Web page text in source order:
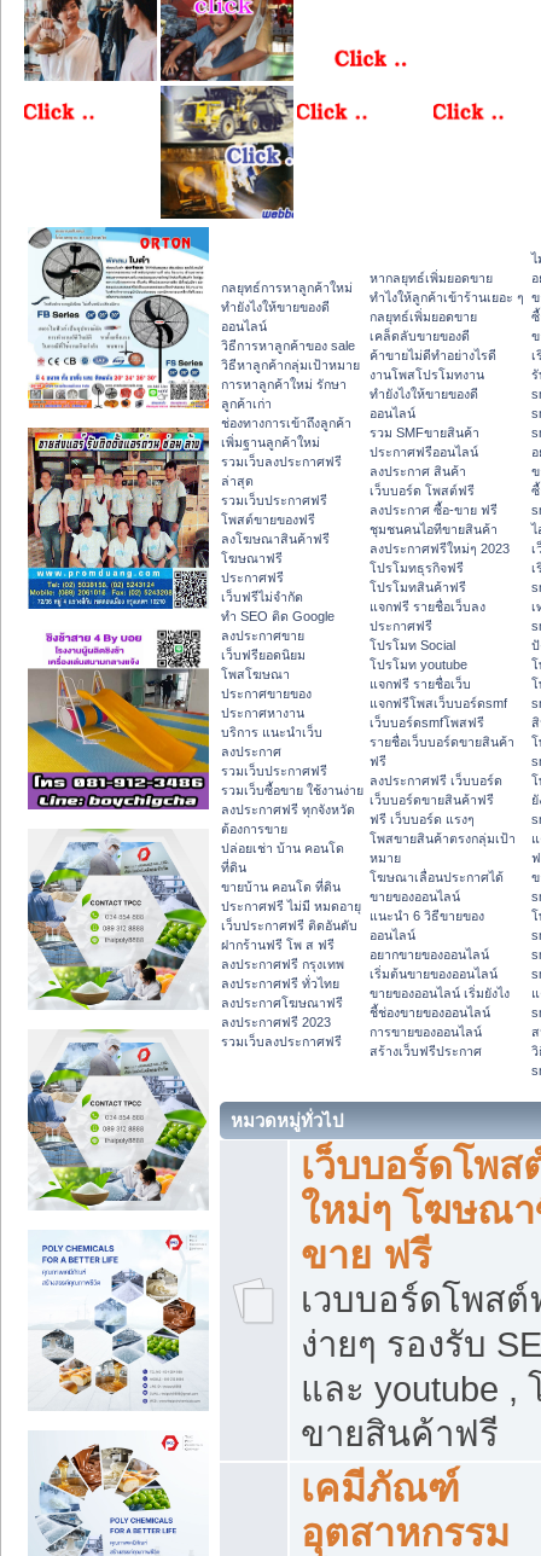
กลยุทธ์การหาลูกค้าใหม่
ทํายังไงให้ขายของดี
ออนไลน์
วิธีการหาลูกค้าของ sale
วิธีหาลูกค้ากลุ่มเป้าหมาย
การหาลูกค้าใหม่ รักษา
ลูกค้าเก่า
ช่องทางการเข้าถึงลูกค้า
เพิ่มฐานลูกค้าใหม่
รวมเว็บลงประกาศฟรี
ล่าสุด
รวมเว็บประกาศฟรี
โพสต์ขายของฟรี
ลงโฆษณาสินค้าฟรี
โฆษณาฟรี
ประกาศฟรี
เว็บฟรีไม่จำกัด
ทำ SEO ติด Google
ลงประกาศขาย
เว็บฟรียอดนิยม
โพสโฆษณา
ประกาศขายของ
ประกาศหางาน
บริการ แนะนำเว็บ
ลงประกาศ
รวมเว็บประกาศฟรี
รวมเว็บซื้อขาย ใช้งานง่าย
ลงประกาศฟรี ทุกจังหวัด
ต้องการขาย
ปล่อยเช่า บ้าน คอนโด
ที่ดิน
ขายบ้าน คอนโด ที่ดิน
ประกาศฟรี ไม่มี หมดอายุ
เว็บประกาศฟรี ติดอันดับ
ฝากร้านฟรี โพ ส ฟรี
ลงประกาศฟรี กรุงเทพ
ลงประกาศฟรี ทั่วไทย
ลงประกาศโฆษณาฟรี
ลงประกาศฟรี 2023
รวมเว็บลงประกาศฟรี
หากลยุทธ์เพิ่มยอดขาย
ทําไงให้ลูกค้าเข้าร้านเยอะ ๆ
กลยุทธ์เพิ่มยอดขาย
เคล็ดลับขายของดี
ค้าขายไม่ดีทำอย่างไรดี
งานโพสโปรโมทงาน
ทํายังไงให้ขายของดี
ออนไลน์
รวม SMFขายสินค้า
ประกาศฟรีออนไลน์
ลงประกาศ สินค้า
เว็บบอร์ด โพสต์ฟรี
ลงประกาศ ซื้อ-ขาย ฟรี
ชุมชนคนไอทีขายสินค้า
ลงประกาศฟรีใหม่ๆ 2023
โปรโมทธุรกิจฟรี
โปรโมทสินค้าฟรี
แจกฟรี รายชื่อเว็บลง
ประกาศฟรี
โปรโมท Social
โปรโมท youtube
แจกฟรี รายชื่อเว็บ
แจกฟรีโพสเว็บบอร์ดsmf
เว็บบอร์ดsmfโพสฟรี
รายชื่อเว็บบอร์ดขายสินค้า
ฟรี
ลงประกาศฟรี เว็บบอร์ด
เว็บบอร์ดขายสินค้าฟรี
ฟรี เว็บบอร์ด แรงๆ
โพสขายสินค้าตรงกลุ่มเป้า
หมาย
โฆษณาเลื่อนประกาศได้
ขายของออนไลน์
แนะนำ 6 วิธีขายของ
ออนไลน์
อยากขายของออนไลน์
เริ่มต้นขายของออนไลน์
ขายของออนไลน์ เริ่มยังไง
ชี้ช่องขายของออนไลน์
การขายของออนไลน์
สร้างเว็บฟรีประกาศ
ไ
ข
เ
รั
ข
ไ
เ
เ
เ
ปั
โ
โ
ข
โ
ส
วิ
หมวดหมู่ทั่วไป
เว็บบอร์ดโพส
ใหม่ๆ โฆษณ
ขาย ฟรี
เวบบอร์ดโพสต์
ง่ายๆ รองรับ
และ youtube ,
ขายสินค้าฟรี
เคมีภัณฑ์
อุตสาหกรรม